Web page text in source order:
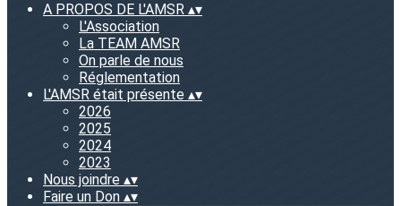
A PROPOS DE L'AMSR ▴▾
L'Association
La TEAM AMSR
On parle de nous
Réglementation
L'AMSR était présente ▴▾
2026
2025
2024
2023
Nous joindre ▴▾
Faire un Don ▴▾